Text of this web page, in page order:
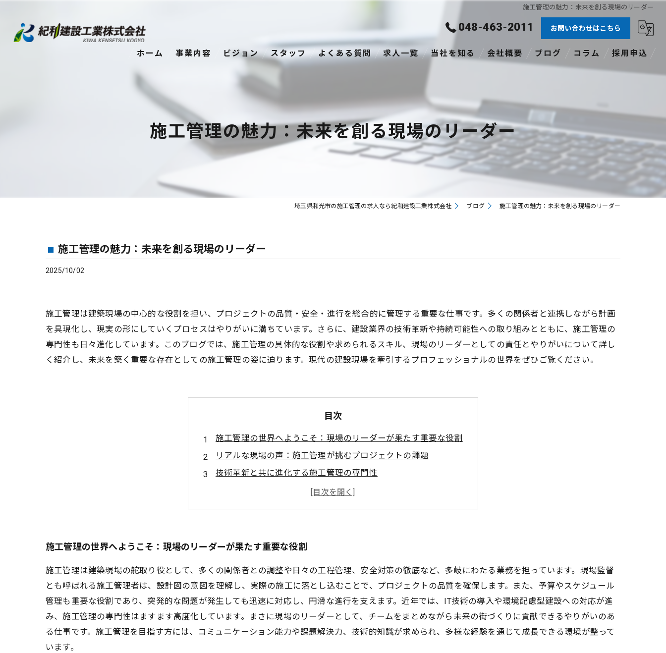
施工管理の魅力：未来を創る現場のリーダー
048-463-2011 お問い合わせはこちら
ホーム 事業内容 ビジョン スタッフ よくある質問 求人一覧 当社を知る
正社員
資格あり
転職
会社概要 ブログ コラム 採用申込
施工管理の魅力：未来を創る現場のリーダー
埼玉県和光市の施工管理の求人なら紀和建設工業株式会社 ブログ 施工管理の魅力：未来を創る現場のリーダー
施工管理の魅力：未来を創る現場のリーダー
2025/10/02
施工管理は建築現場の中心的な役割を担い、プロジェクトの品質・安全・進行を総合的に管理する重要な仕事です。多くの関係者と連携しながら計画
を具現化し、現実の形にしていくプロセスはやりがいに満ちています。さらに、建設業界の技術革新や持続可能性への取り組みとともに、施工管理の
専門性も日々進化しています。このブログでは、施工管理の具体的な役割や求められるスキル、現場のリーダーとしての責任とやりがいについて詳し
く紹介し、未来を築く重要な存在としての施工管理の姿に迫ります。現代の建設現場を牽引するプロフェッショナルの世界をぜひご覧ください。
目次
施工管理の世界へようこそ：現場のリーダーが果たす重要な役割
リアルな現場の声：施工管理が挑むプロジェクトの課題
技術革新と共に進化する施工管理の専門性
未来を創る現場リーダーのスキルと責任とは？
施工管理が導く持続可能な建設業界の可能性
あなたも未来の現場リーダーに！施工管理の第一歩を踏み出そう
施工管理の世界へようこそ：現場のリーダーが果たす重要な役割
施工管理は建築現場の舵取り役として、多くの関係者との調整や日々の工程管理、安全対策の徹底など、多岐にわたる業務を担っています。現場監督
とも呼ばれる施工管理者は、設計図の意図を理解し、実際の施工に落とし込むことで、プロジェクトの品質を確保します。また、予算やスケジュール
管理も重要な役割であり、突発的な問題が発生しても迅速に対応し、円滑な進行を支えます。近年では、IT技術の導入や環境配慮型建設への対応が進
み、施工管理の専門性はますます高度化しています。まさに現場のリーダーとして、チームをまとめながら未来の街づくりに貢献できるやりがいのあ
る仕事です。施工管理を目指す方には、コミュニケーション能力や課題解決力、技術的知識が求められ、多様な経験を通じて成長できる環境が整って
います。